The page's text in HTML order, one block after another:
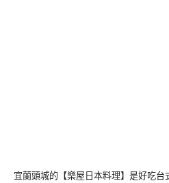
宜蘭頭城的【樂屋日本料理】是好吃